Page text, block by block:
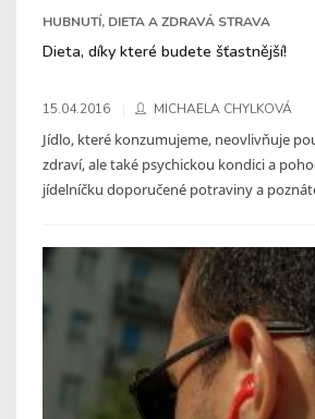
HUBNUTÍ, DIETA A ZDRAVÁ STRAVA
Dieta, díky které budete šťastnější!
15.04.2016 MICHAELA CHYLKOVÁ
Jídlo, které konzumujeme, neovlivňuje
zdraví, ale také psychickou kondici a
jídelníčku doporučené potraviny a